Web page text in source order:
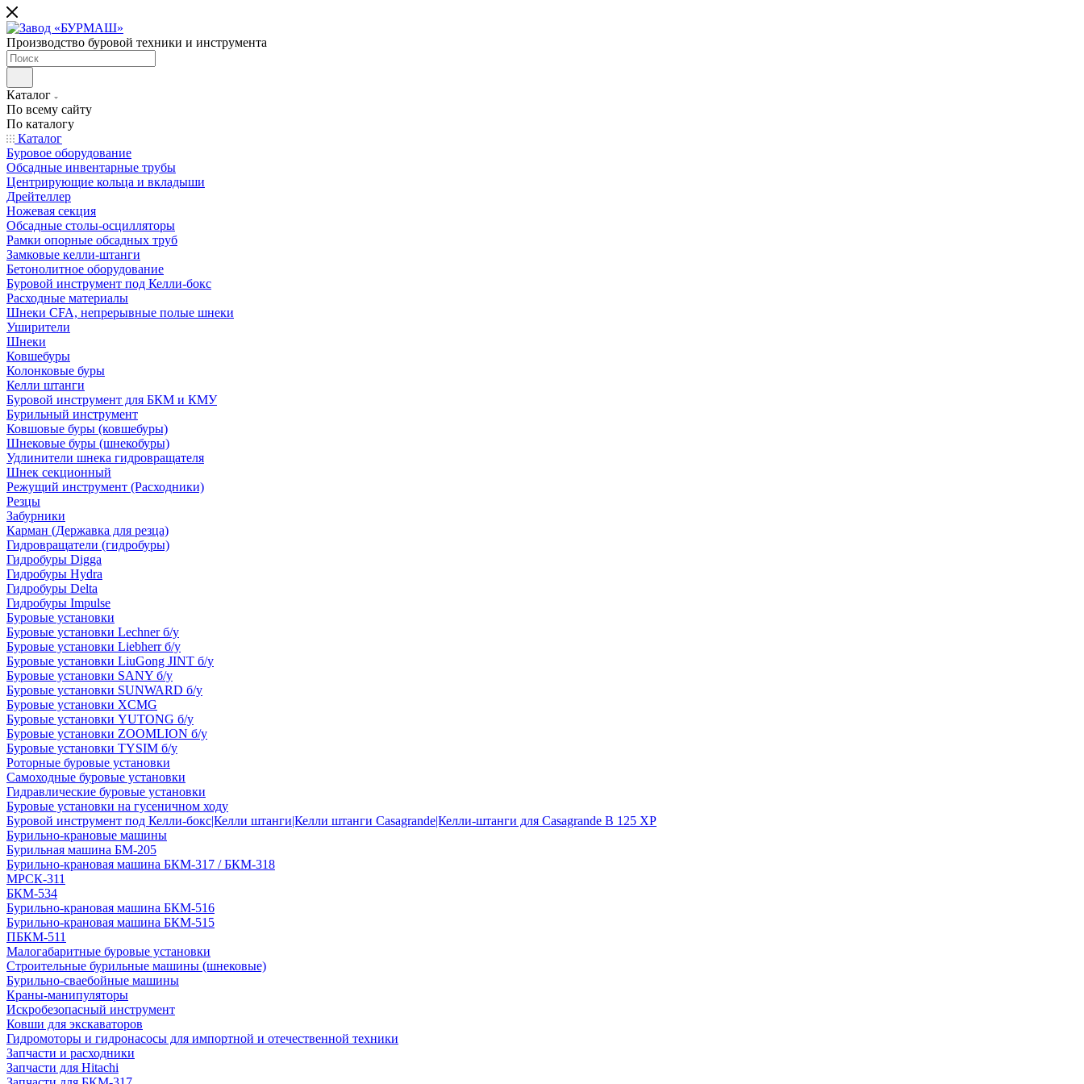
Производство буровой техники и инструмента
Каталог
По всему сайту
По каталогу
Каталог
Буровое оборудование
Обсадные инвентарные трубы
Центрирующие кольца и вкладыши
Дрейтеллер
Ножевая секция
Обсадные столы-осцилляторы
Рамки опорные обсадных труб
Замковые келли-штанги
Бетонолитное оборудование
Буровой инструмент под Келли-бокс
Расходные материалы
Шнеки CFA, непрерывные полые шнеки
Уширители
Шнеки
Ковшебуры
Колонковые буры
Келли штанги
Буровой инструмент для БКМ и КМУ
Бурильный инструмент
Ковшовые буры (ковшебуры)
Шнековые буры (шнекобуры)
Удлинители шнека гидровращателя
Шнек секционный
Режущий инструмент (Расходники)
Резцы
Забурники
Карман (Державка для резца)
Гидровращатели (гидробуры)
Гидробуры Digga
Гидробуры Hydra
Гидробуры Delta
Гидробуры Impulse
Буровые установки
Буровые установки Lechner б/у
Буровые установки Liebherr б/у
Буровые установки LiuGong JINT б/у
Буровые установки SANY б/у
Буровые установки SUNWARD б/у
Буровые установки XCMG
Буровые установки YUTONG б/у
Буровые установки ZOOMLION б/у
Буровые установки TYSIM б/у
Роторные буровые установки
Самоходные буровые установки
Гидравлические буровые установки
Буровые установки на гусеничном ходу
Буровой инструмент под Келли-бокс|Келли штанги|Келли штанги Casagrande|Келли-штанги для Casagrande B 125 XP
Бурильно-крановые машины
Бурильная машина БМ-205
Бурильно-крановая машина БКМ-317 / БКМ-318
МРСК-311
БКМ-534
Бурильно-крановая машина БКМ-516
Бурильно-крановая машина БКМ-515
ПБКМ-511
Малогабаритные буровые установки
Строительные бурильные машины (шнековые)
Бурильно-сваебойные машины
Краны-манипуляторы
Искробезопасный инструмент
Ковши для экскаваторов
Гидромоторы и гидронасосы для импортной и отечественной техники
Запчасти и расходники
Запчасти для Hitachi